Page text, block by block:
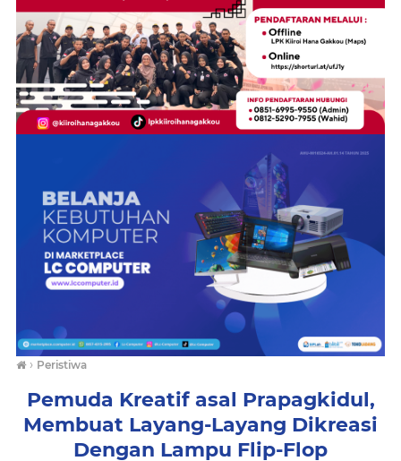
› Peristiwa
Pemuda Kreatif asal Prapagkidul,
Membuat Layang-Layang Dikreasi
Dengan Lampu Flip-Flop